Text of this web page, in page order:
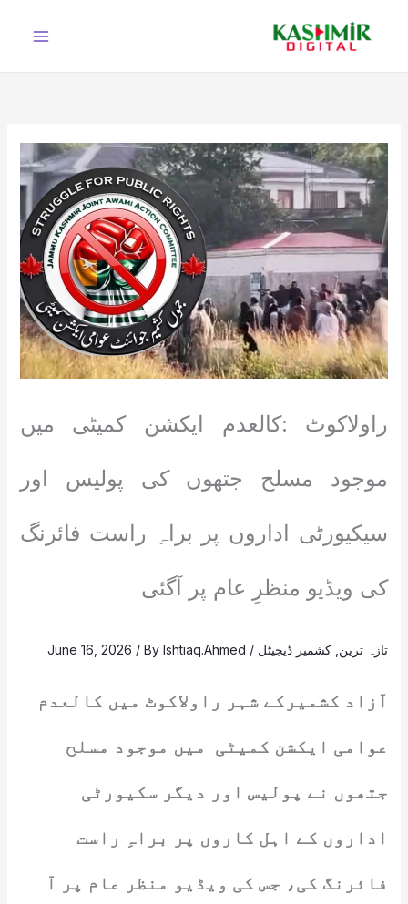
راولاکوٹ :کالعدم ایکشن کمیٹی میں
موجود مسلح جتھوں کی پولیس اور
سیکیورٹی اداروں پر براہِ راست فائرنگ
کی ویڈیو منظرِ عام پر آگئی
تازہ ترین کشمیر ڈیجیٹل /
June 16, 2026 / ByIshtiaq.Ahmed
آزاد کشمیرکے شہر راولاکوٹ میں کالعدم
عوامی ایکشن کمیٹی میں موجود مسلح
جتھوں نے پولیس اور دیگر سکیورٹی
اداروں کے اہل کاروں پر براہِ راست
فائرنگ کی، جس کی ویڈیو منظر عام پر آ